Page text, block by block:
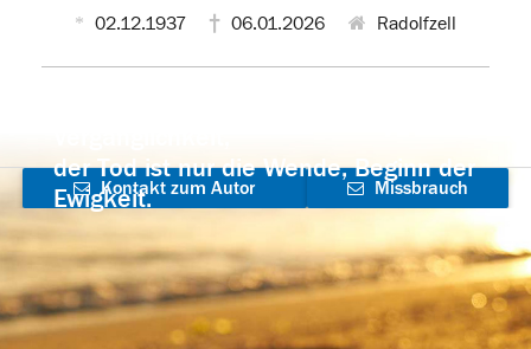
02.12.1937 06.01.2026 Radolfzell
der Tod ist nur die Wende, Beginn der
Ewigkeit.
Kontakt zum Autor
aufnehmen
Missbrauch